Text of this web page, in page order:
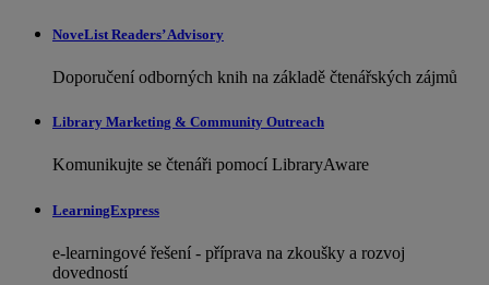
NoveList Readers’ Advisory
Doporučení odborných knih na základě čtenářských zájmů
Library Marketing & Community Outreach
Komunikujte se čtenáři pomocí LibraryAware
LearningExpress
e-learningové řešení - příprava na zkoušky a rozvoj
dovedností